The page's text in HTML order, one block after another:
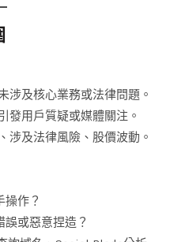
涉及核心業務或法律問題。
發用戶質疑或媒體關注。
涉及法律風險、股價波動。
操作？
誤或惡意捏造？